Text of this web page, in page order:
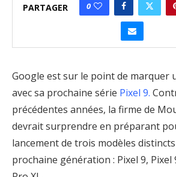
PARTAGER 0
Google est sur le point de marquer
avec sa prochaine série Pixel 9.
précédentes années, la firme de
devrait surprendre en préparant
lancement de trois modèles
prochaine génération : Pixel 9, Pixel